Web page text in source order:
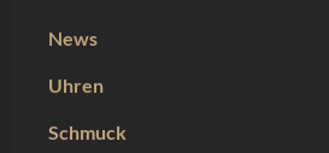
News
Uhren
Schmuck